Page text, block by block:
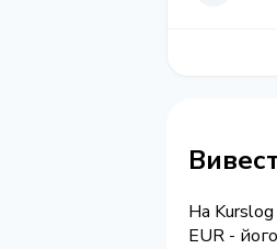
На
EUR -